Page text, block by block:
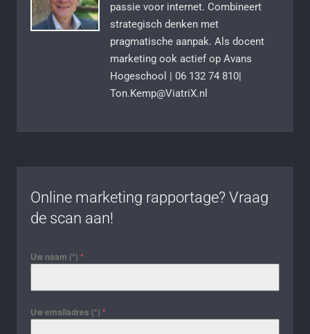
passie voor internet. Combineert
strategisch denken met
pragmatische aanpak. Als docent
marketing ook actief op Avans
Hogeschool | 06 132 74 810|
Ton.Kemp@ViatriX.nl
Online marketing rapportage? Vraag
de scan aan!
Uw naam (*) *
Uw emailadres (*) *